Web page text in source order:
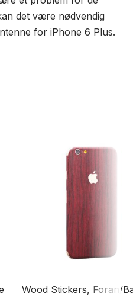
det være nødvendig
for iPhone 6 Plus.
Wood Stickers, Foran/